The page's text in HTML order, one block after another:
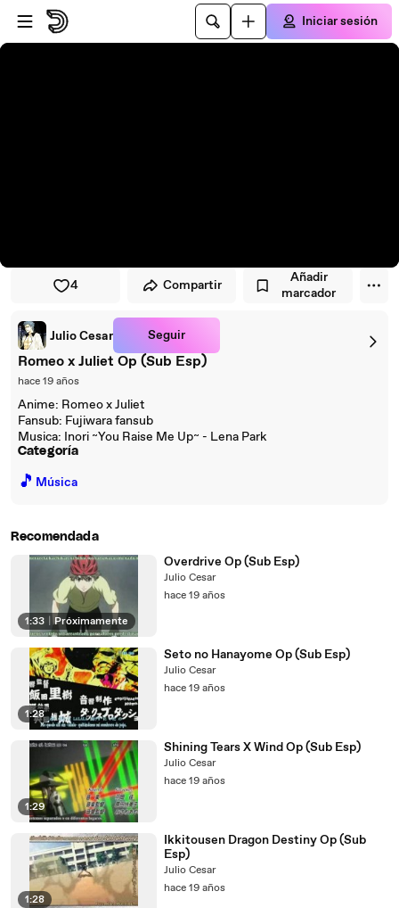
Saltar al reproductor
Saltar al contenido principal
Iniciar sesión
4 Compartir
Añadir
marcador
Julio Cesar Seguir
Romeo x Juliet Op (Sub Esp)
hace 19 años
Anime: Romeo x Juliet
Fansub: Fujiwara fansub
Musica: Inori ~You Raise Me Up~ - Lena Park
Categoría
🎵 Música
Recomendada
1:33 Próximamente
Overdrive Op (Sub Esp)
Julio Cesar
hace 19 años
1:28
Seto no Hanayome Op (Sub Esp)
Julio Cesar
hace 19 años
1:29
Shining Tears X Wind Op (Sub Esp)
Julio Cesar
hace 19 años
1:28
Ikkitousen Dragon Destiny Op (Sub
Esp)
Julio Cesar
hace 19 años